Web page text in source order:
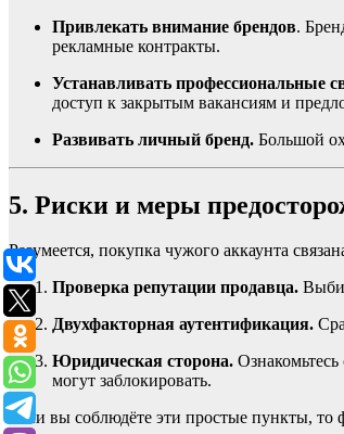
Привлекать внимание брендов.
рекламные контракты.
Устанавливать профессиональные
доступ к закрытым вакансиям и
Развивать личный бренд. Большой
5. Риски и меры
Разумеется, покупка чужого аккаунта
Проверка репутации продавца.
Двухфакторная аутентификация.
Юридическая сторона.
могут заблокировать.
Если вы соблюдёте эти простые пункты,